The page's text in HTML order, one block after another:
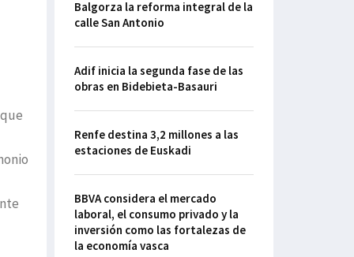
Balgorza la reforma integral de la
calle San Antonio
Adif inicia la segunda fase de las
obras en Bidebieta-Basauri
Renfe destina 3,2 millones a las
estaciones de Euskadi
BBVA considera el mercado
laboral, el consumo privado y la
inversión como las fortalezas de
la economía vasca